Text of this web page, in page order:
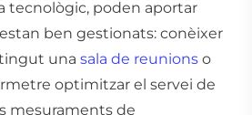
tecnològic, poden aportar
ben gestionats: conèixer
una sala de reunions o
optimitzar el servei de
mesuraments de